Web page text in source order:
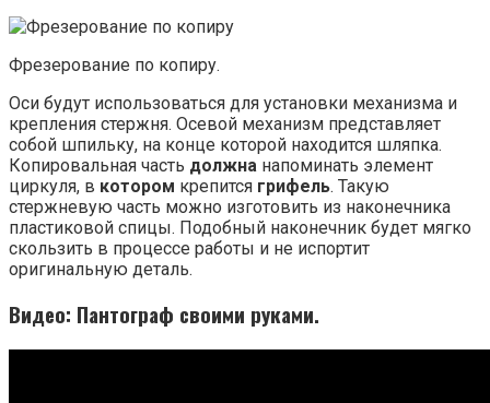
Фрезерование по копиру.
Оси будут использоваться для установки механизма и
крепления стержня. Осевой механизм представляет
собой шпильку, на конце которой находится шляпка.
Копировальная часть должна напоминать элемент
циркуля, в котором крепится грифель. Такую
стержневую часть можно изготовить из наконечника
пластиковой спицы. Подобный наконечник будет мягко
скользить в процессе работы и не испортит
оригинальную деталь.
Видео: Пантограф своими руками.